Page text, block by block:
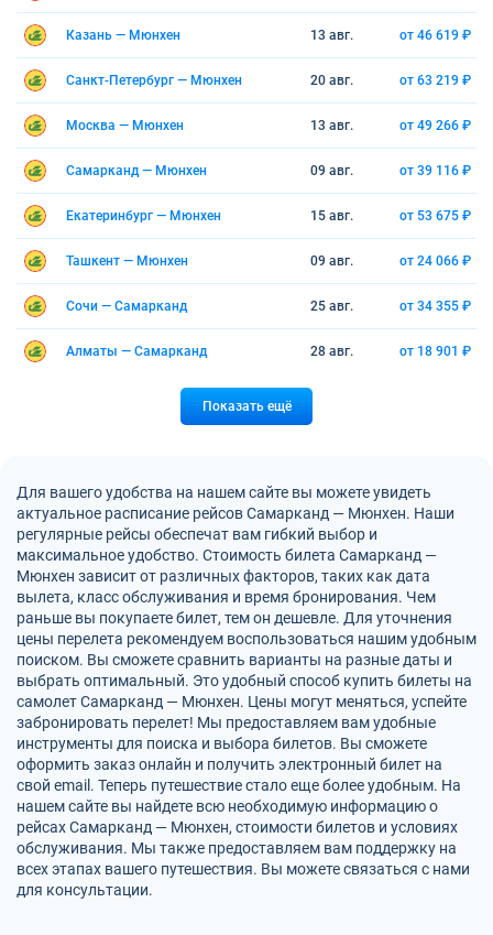
Казань — Мюнхен 13 авг. от 46 619 ₽
Санкт-Петербург — Мюнхен 20 авг. от 63 219 ₽
Москва — Мюнхен 13 авг. от 49 266 ₽
Самарканд — Мюнхен 09 авг. от 39 116 ₽
Екатеринбург — Мюнхен 15 авг. от 53 675 ₽
Ташкент — Мюнхен 09 авг. от 24 066 ₽
Сочи — Самарканд 25 авг. от 34 355 ₽
Алматы — Самарканд 28 авг. от 18 901 ₽
Показать ещё
Для вашего удобства на нашем сайте вы можете увидеть
актуальное расписание рейсов Самарканд — Мюнхен. Наши
регулярные рейсы обеспечат вам гибкий выбор и
максимальное удобство. Стоимость билета Самарканд —
Мюнхен зависит от различных факторов, таких как дата
вылета, класс обслуживания и время бронирования. Чем
раньше вы покупаете билет, тем он дешевле. Для уточнения
цены перелета рекомендуем воспользоваться нашим удобным
поиском. Вы сможете сравнить варианты на разные даты и
выбрать оптимальный. Это удобный способ купить билеты на
самолет Самарканд — Мюнхен. Цены могут меняться, успейте
забронировать перелет! Мы предоставляем вам удобные
инструменты для поиска и выбора билетов. Вы сможете
оформить заказ онлайн и получить электронный билет на
свой email. Теперь путешествие стало еще более удобным. На
нашем сайте вы найдете всю необходимую информацию о
рейсах Самарканд — Мюнхен, стоимости билетов и условиях
обслуживания. Мы также предоставляем вам поддержку на
всех этапах вашего путешествия. Вы можете связаться с нами
для консультации.